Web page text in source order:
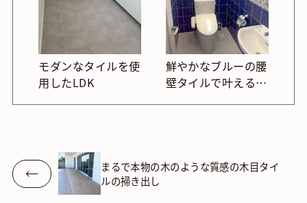
モダンなタイルを使
用したLDK
鮮やかなブルーの腰
壁タイルで叶える、
まるで本物の木のような質感の木目タイ
ルの掃き出し